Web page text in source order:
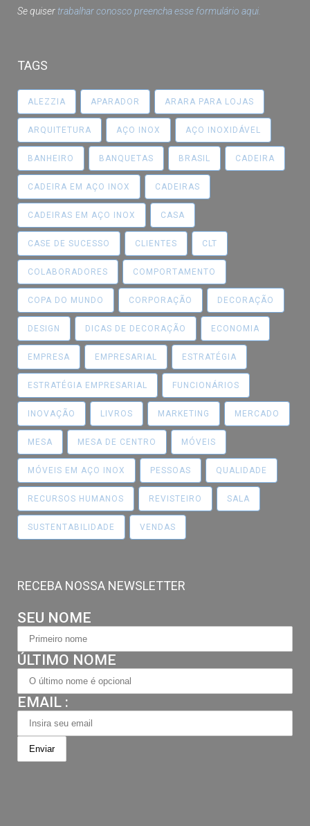
Se quisertrabalhar conosco preencha esse formulário aqui.
TAGS
ALEZZIA APARADOR ARARA PARA LOJAS
ARQUITETURA AÇO INOX AÇO INOXIDÁVEL
BANHEIRO BANQUETAS BRASIL CADEIRA
CADEIRA EM AÇO INOX CADEIRAS
CADEIRAS EM AÇO INOX CASA
CASE DE SUCESSO CLIENTES CLT
COLABORADORES COMPORTAMENTO
COPA DO MUNDO CORPORAÇÃO DECORAÇÃO
DESIGN DICAS DE DECORAÇÃO ECONOMIA
EMPRESA EMPRESARIAL ESTRATÉGIA
ESTRATÉGIA EMPRESARIAL FUNCIONÁRIOS
INOVAÇÃO LIVROS MARKETING MERCADO
MESA MESA DE CENTRO MÓVEIS
MÓVEIS EM AÇO INOX PESSOAS QUALIDADE
RECURSOS HUMANOS REVISTEIRO SALA
SUSTENTABILIDADE VENDAS
RECEBA NOSSA NEWSLETTER
SEU NOME
ÚLTIMO NOME
EMAIL :